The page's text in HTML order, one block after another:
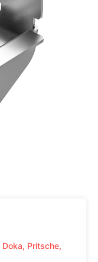
Pritsche,